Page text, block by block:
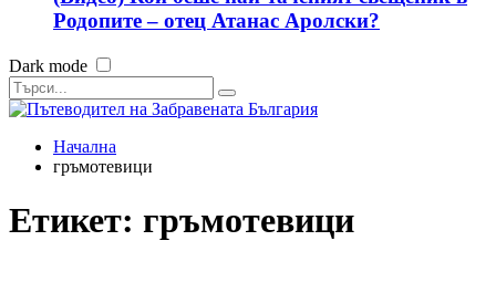
Родопите – отец Атанас Аролски?
Dark mode
Начална
гръмотевици
Етикет: гръмотевици